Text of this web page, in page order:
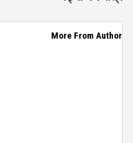
More From Author